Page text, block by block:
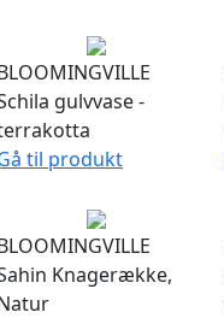
gulvvase -
til produkt
Knagerække,